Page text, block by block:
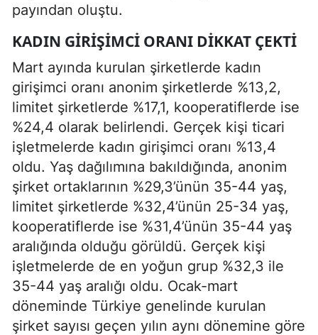
payından oluştu.
KADIN GIRIŞIMCI ORANI DIKKAT ÇEKTI
Mart ayında kurulan şirketlerde kadın
girişimci oranı anonim şirketlerde %13,2,
limitet şirketlerde %17,1, kooperatiflerde ise
%24,4 olarak belirlendi. Gerçek kişi ticari
işletmelerde kadın girişimci oranı %13,4
oldu. Yaş dağılımına bakıldığında, anonim
şirket ortaklarının %29,3’ünün 35-44 yaş,
limitet şirketlerde %32,4’ünün 25-34 yaş,
kooperatiflerde ise %31,4’ünün 35-44 yaş
aralığında olduğu görüldü. Gerçek kişi
işletmelerde de en yoğun grup %32,3 ile
35-44 yaş aralığı oldu. Ocak-mart
döneminde Türkiye genelinde kurulan
şirket sayısı geçen yılın aynı dönemine göre